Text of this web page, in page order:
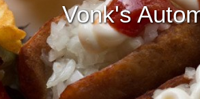
Vonk's